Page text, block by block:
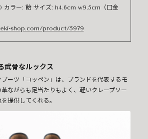
カラー: 飴 サイズ: h4.6cm w9.5cm（口金
shop.com/product/5979
武骨なルックス
ーツ「コッペン」は、ブランドを代表するモ
ながらも足当たりもよく、軽いクレープソー
提供してくれる。